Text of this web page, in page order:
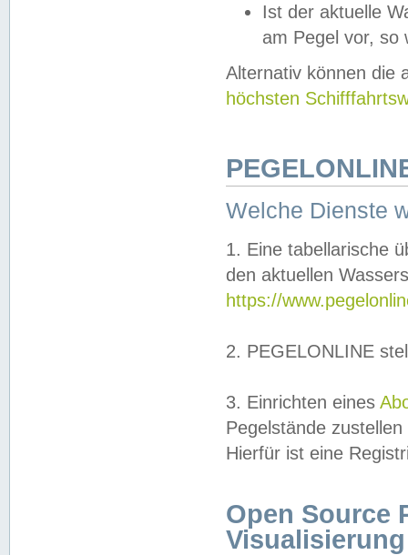
Ist der aktuelle
am Pegel vor,
Alternativ können die
höchsten
Welche Dienste
1. Eine tabellarische
den aktuellen
https://
2. PEGELONLINE
3. Einrichten eines
Pegelstände
Hierfür ist eine
Open Source
Visualisierung